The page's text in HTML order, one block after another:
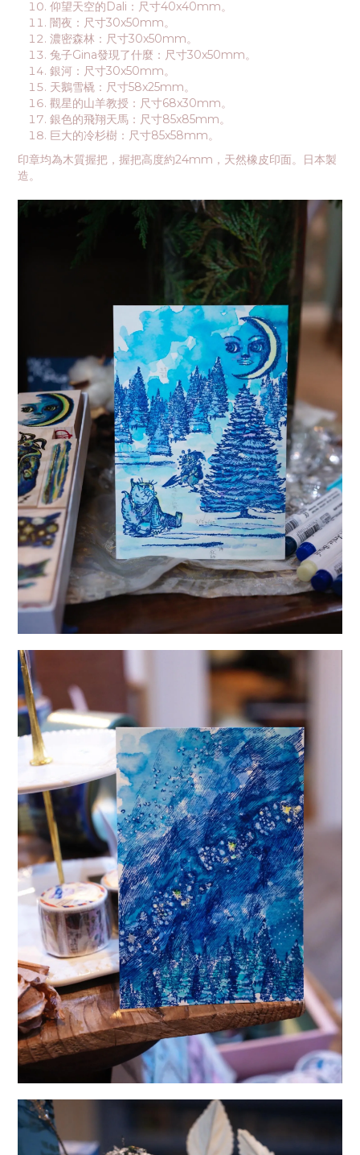
仰望天空的Dali：尺寸40x40mm。
闇夜：尺寸30x50mm。
濃密森林：尺寸30x50mm。
兔子Gina發現了什麼：尺寸30x50mm。
銀河：尺寸30x50mm。
天鵝雪橇：尺寸58x25mm。
觀星的山羊教授：尺寸68x30mm。
銀色的飛翔天馬：尺寸85x85mm。
巨大的冷杉樹：尺寸85x58mm。
印章均為木質握把，握把高度約24mm，天然橡皮印面。日本製
造。